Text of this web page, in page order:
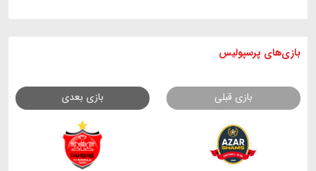
بازی های پرسپولیس
بازی قبلی بازی بعدی